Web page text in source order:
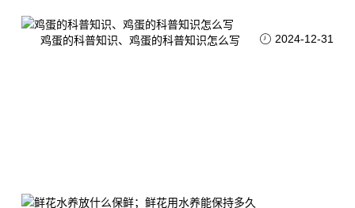
鸡蛋的科普知识、鸡蛋的科普知识怎么写 2024-12-31